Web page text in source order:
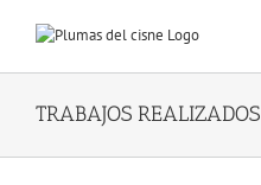
TRABAJOS REALIZADOS